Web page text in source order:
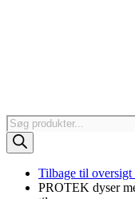
Products
search
Tilbage til oversigt
PROTEK dyser